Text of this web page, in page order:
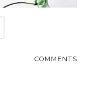
COMMENTS